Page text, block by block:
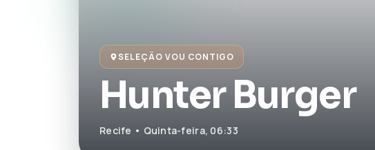
SELEÇÃO VOU CONTIGO
Hunter Burger
Recife • Quinta-feira, 06:33